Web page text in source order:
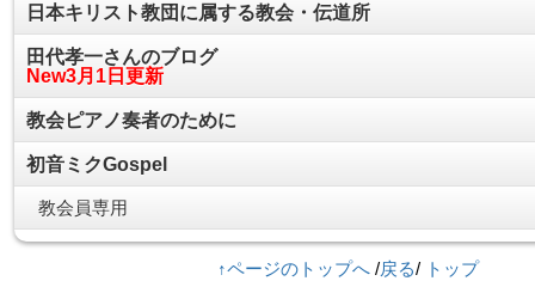
日本キリスト教団に属する教会・伝道所
田代孝一さんのブログ
New3月1日更新
教会ピアノ奏者のために
初音ミクGospel
教会員専用
↑ページのトップへ/戻る/ トップ